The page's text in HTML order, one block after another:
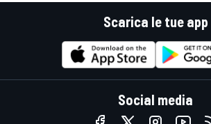
Scarica le tue app
Social media